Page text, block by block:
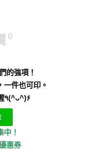
0
的強項！
一件也可印。
歡迎來訊為您介紹喔٩(^ᴗ^)۶
中！
惠券